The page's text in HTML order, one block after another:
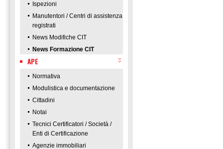
Ispezioni
Manutentori / Centri di assistenza
registrati
News Modifiche CIT
News Formazione CIT
APE
Normativa
Modulistica e documentazione
Cittadini
Notai
Tecnici Certificatori / Società /
Enti di Certificazione
Agenzie immobiliari